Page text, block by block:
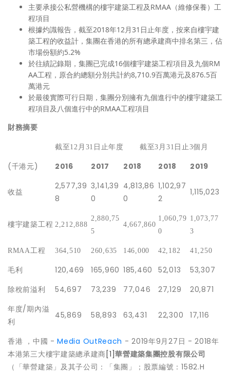
主要承接公私營機構的樓宇建築工程及RMAA（維修保養）工
程項目
根據灼識報告，截至2018年12月31日止年度，按來自樓宇建
築工程的收益計，集團在香港的所有總承建商中排名第三，佔
市場份額約5.2%
於往績記錄期，集團已完成16個樓宇建築工程項目及九個RM
AA工程，原合約總額分別共計約8,710.9百萬港元及876.5百
萬港元
於最後實際可行日期，集團分別擁有九個進行中的樓宇建築工
程項目及八個進行中的RMAA工程項目
財務摘要
截至12 月 31 日止年度 截至3 月 31 日止 3個月
(千港元) 2016 2017 2018 2018 2019
收益
2,577,39
8
3,141,39
0
4,813,86
0
1,102,97
2
1,115,023
樓宇建築工程 2,212,888
2,880,75
5
4,667,860
1,060,79
0
1,073,77
3
RMAA 工程 364,510 260,635 146,000 42,182 41,250
毛利 120,469 165,960 185,460 52,013
53,307
除稅前溢利
54,697 73,239 77,046 27,129
20,871
年度/期內溢
利
45,869 58,893 63,431 22,300 17,116
香港 ，中國 -Media OutReach - 2019年9月27日 - 2018年
本港第三大樓宇建築總承建商 [1]華營建築集團控股有限公司
（「華營建築」及其子公司：「集團」；股票編號：1582.H